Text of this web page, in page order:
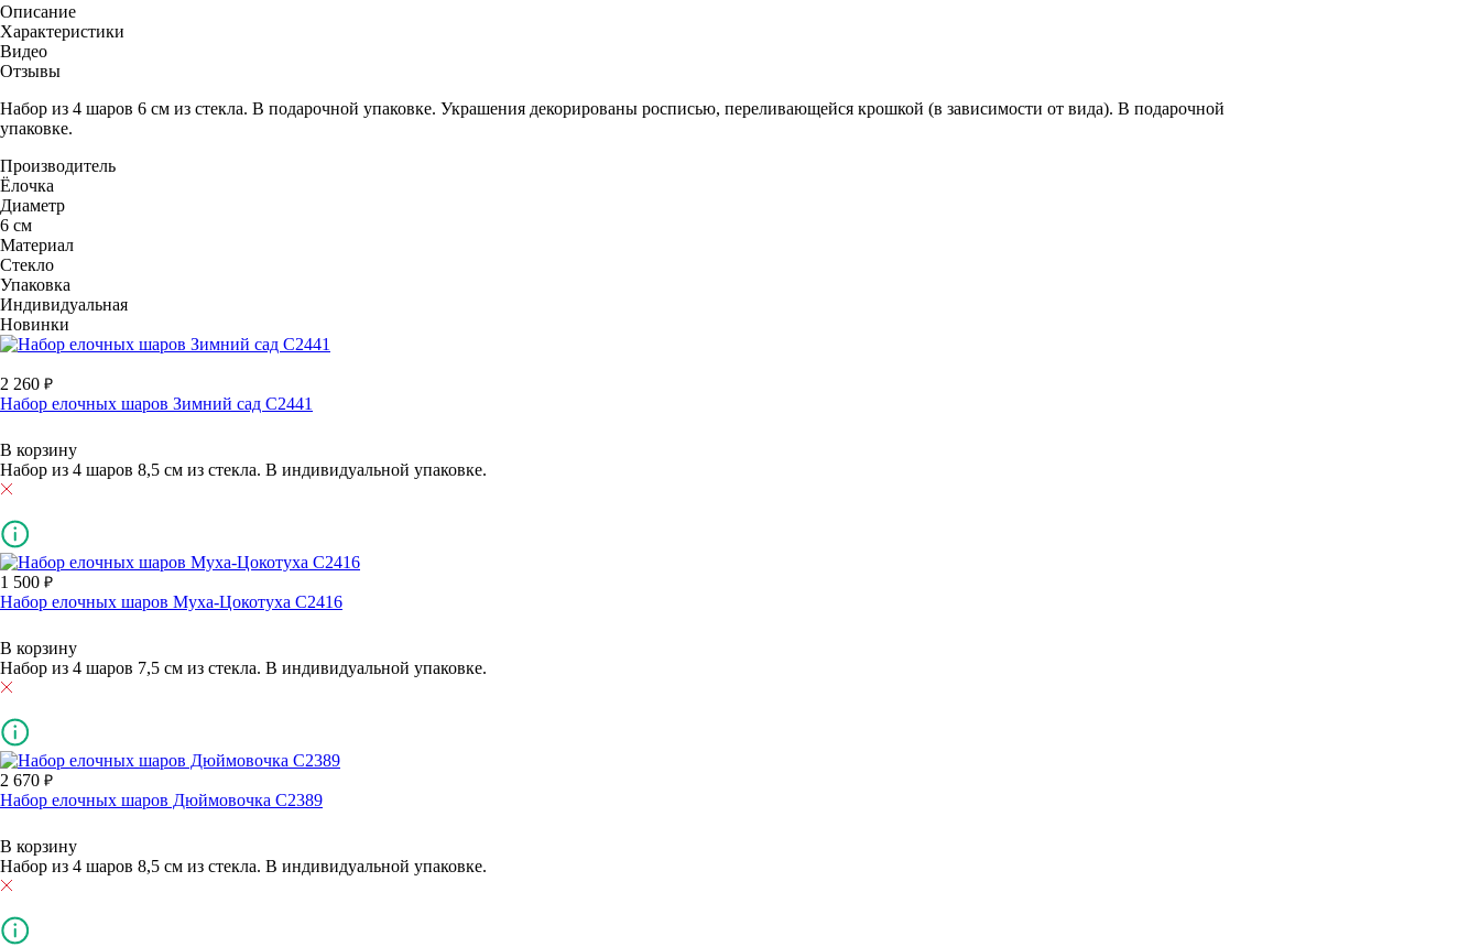
Описание
Характеристики
Видео
Отзывы
Набор из 4 шаров 6 см из стекла. В подарочной упаковке. Украшения декорированы росписью, переливающейся крошкой (в зависимости от вида). В подарочной
упаковке.
Производитель
Ёлочка
Диаметр
6 см
Материал
Стекло
Упаковка
Индивидуальная
Новинки
2 260
Набор елочных шаров Зимний сад С2441
В корзину
Набор из 4 шаров 8,5 см из стекла. В индивидуальной упаковке.
1 500
Набор елочных шаров Муха-Цокотуха С2416
В корзину
Набор из 4 шаров 7,5 см из стекла. В индивидуальнoй упаковке.
2 670
Набор елочных шаров Дюймовочка С2389
В корзину
Набор из 4 шаров 8,5 см из стекла. В индивидуальнoй упаковке.